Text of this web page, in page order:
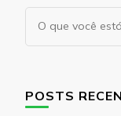
Procurando
algo?
POSTS